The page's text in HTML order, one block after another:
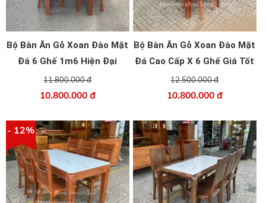
Bộ Bàn Ăn Gỗ Xoan Đào Mặt
Đá 6 Ghế 1m6 Hiện Đại
11.800.000 đ
10.800.000 đ
Bộ Bàn Ăn Gỗ Xoan Đào Mặt
Đá Cao Cấp X 6 Ghế Giá Tốt
12.500.000 đ
10.800.000 đ
- 12%